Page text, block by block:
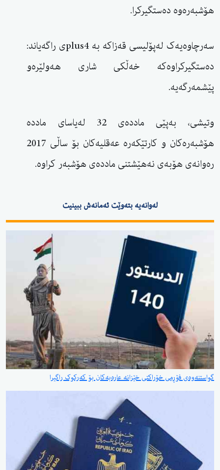
هۆشبەرەوە دەستگیرکرا.
سەرچاوەیەک لەپۆلیسی قەزاکە بە plus4ی راگەیاند:
دەستگیرکراوەکە خەڵکی شاری هەولێرەو
پێشمەرگەیە.
وتیشی، بەپێی ماددەی 32 لەیاسای ماددە
هۆشبەرەکان و کارتێکەرە عەقلیەکان بۆ ساڵی 2017
رەوانەی هۆبەی نەهێشتنی ماددەی هۆشبەر کراوە.
لەوانەیە بتەوێت ئەمانەش ببینیت
گواستنەوەی فۆڕمی خۆراکتی خێزانە عارەبەکان بۆ کەرکوک راگیرا